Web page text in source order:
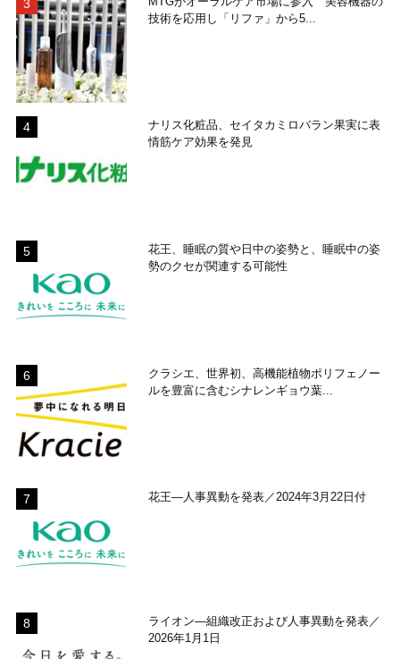
技術を応用し「リファ」から5...
ナリス化粧品、セイタカミロバラン果実に表
情筋ケア効果を発見
花王、睡眠の質や日中の姿勢と、睡眠中の姿
勢のクセが関連する可能性
クラシエ、世界初、高機能植物ポリフェノー
ルを豊富に含むシナレンギョウ葉...
花王―人事異動を発表／2024年3月22日付
ライオン―組織改正および人事異動を発表／
2026年1月1日